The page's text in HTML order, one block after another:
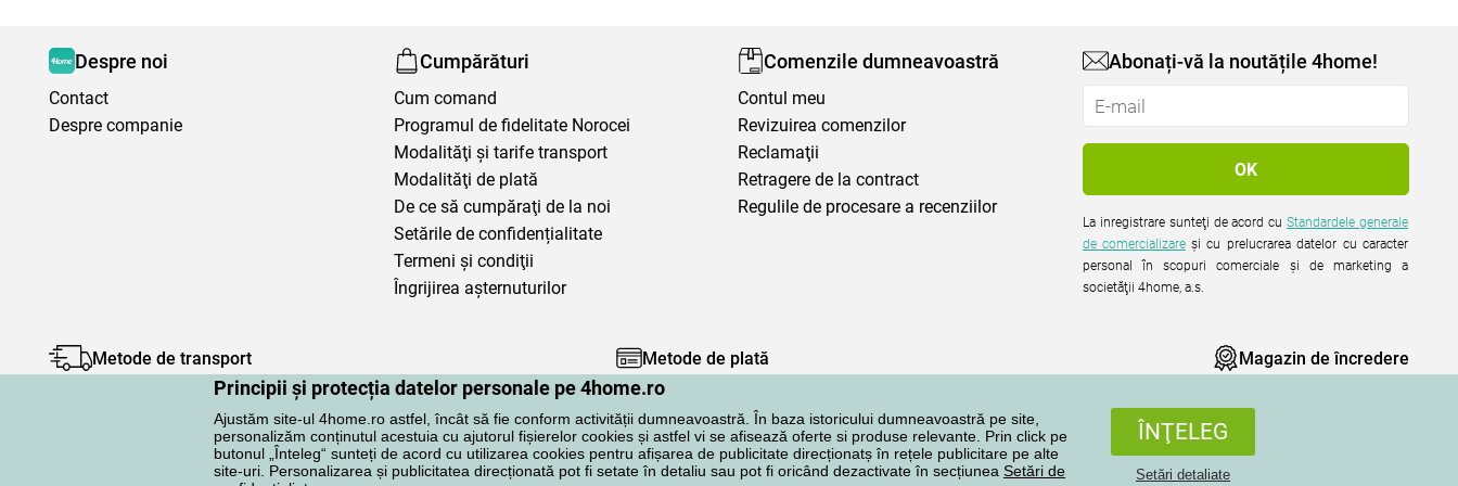
Principii și protecția datelor personale pe 4home.ro
Ajustăm site-ul 4home.ro astfel, încât să fie conform activității dumneavoastră. În baza istoricului dumneavoastră pe site,
personalizăm conținutul acestuia cu ajutorul fișierelor cookies și astfel vi se afisează oferte si produse relevante. Prin click pe
butonul „Înteleg“ sunteți de acord cu utilizarea cookies pentru afișarea de publicitate direcționatș în rețele publicitare pe alte
site-uri. Personalizarea și publicitatea direcționată pot fi setate în detaliu sau pot fi oricând dezactivate în secțiunea Setări de
ÎNŢELEG
Setări detaliate
Despre noi
Contact
Despre companie
Cumpărături
Cum comand
Programul de fidelitate Norocei
Modalităţi şi tarife transport
Modalităţi de plată
De ce să cumpăraţi de la noi
Setările de confidențialitate
Termeni şi condiţii
Îngrijirea așternuturilor
Comenzile dumneavoastră
Contul meu
Revizuirea comenzilor
Reclamaţii
Retragere de la contract
Regulile de procesare a recenziilor
Abonați-vă la noutățile 4home!
La inregistrare sunteţi de acord cuStandardele generale
de comercializare şi cu prelucrarea datelor cu caracter
personal în scopuri comerciale şi de marketing a
societăţii 4home, a.s.
Metode de transport Metode de plată Magazin de încredere